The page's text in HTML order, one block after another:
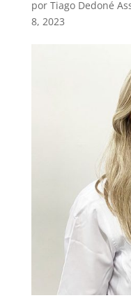
por Tiago Dedoné
8, 2023